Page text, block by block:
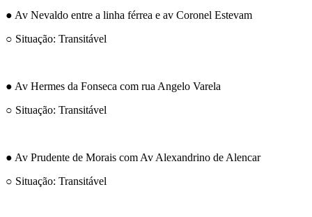
● Av Nevaldo entre a linha férrea e av Coronel Estevam
○ Situação: Transitável
● Av Hermes da Fonseca com rua Angelo Varela
○ Situação: Transitável
● Av Prudente de Morais com Av Alexandrino de Alencar
○ Situação: Transitável